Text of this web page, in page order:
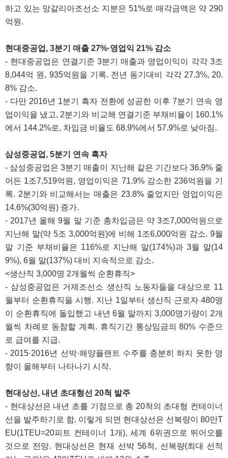
하고 있는 망갈리아조선소 지분은 51%로 매각금액은 약 290
억원.
현대중공업, 3분기 매출 27%·영업익 21% 감소
- 현대중공업은 연결기준 3분기 매출과 영업이익이 각각 3조
8,044억 원, 935억원을 기록. 전년 동기대비 각각 27.3%, 20.
8% 감소.
- 다만 2016년 1분기 흑자 전환에 성공한 이후 7분기 연속 영
업이익을 냈고, 2분기와 비교해 연결기준 부채비율이 160.1%
에서 144.2%로, 차입금 비율도 68.9%에서 57.9%로 낮아짐.
삼성중공업, 5분기 연속 흑자
- 삼성중공업은 3분기 매출이 지난해 같은 기간보다 36.9% 줄
어든 1조7,519억원, 영업이익은 71.9% 감소한 236억원을 기
록. 2분기와 비교해서는 매출은 23.8% 줄었지만 영업이익은
14.6%(30억원) 증가.
- 2017년 올해 9월 말 기준 총차입금은 약 3조7,000억원으로
지난해 말(약 5조 3,000억원)에 비해 1조6,000억원 감소. 9월
말 기준 부채비율은 116%로 지난해 말(174%)과 3월 말(14
9%), 6월 말(137%) 대비 지속적으로 감소.
<생산직 3,000명 2개월씩 순환휴직>
- 삼성중공업은 거제조선소 생산직 노동자들을 대상으로 11
월부터 순환휴직을 시행. 지난 1일부터 생산직 근로자 480명
이 순환휴직에 돌입했고 내년 6월 말까지 3,000명가량이 2개
월씩 차례로 동참할 계획. 휴직기간 통상임금의 80% 수준으
로 급여를 지급.
- 2015·2016년 선박·해양플랜트 수주를 충분히 하지 못한 영
향이 올해부터 나타나기 시작.
현대상선, 내년 초대형선 20척 발주
- 현대상선은 내년 초를 기점으로 총 20척의 초대형 컨테이너
선을 발주하기로 함. 이렇게 되면 현대상선은 선복량이 80만T
EU(1TEU=20피트 컨테이너 1개), 세계 6위권으로 뛰어오를
것으로 전망. 현대상선은 현재 선박 56척, 선복량(최대 선적